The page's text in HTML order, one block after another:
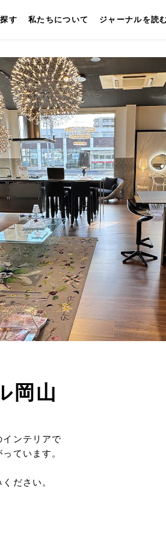
壁付けキッチン 対面キッチン セパレー
す 私たちについて ジャーナルを読
岡山
インテリアで
ています。
ださい。